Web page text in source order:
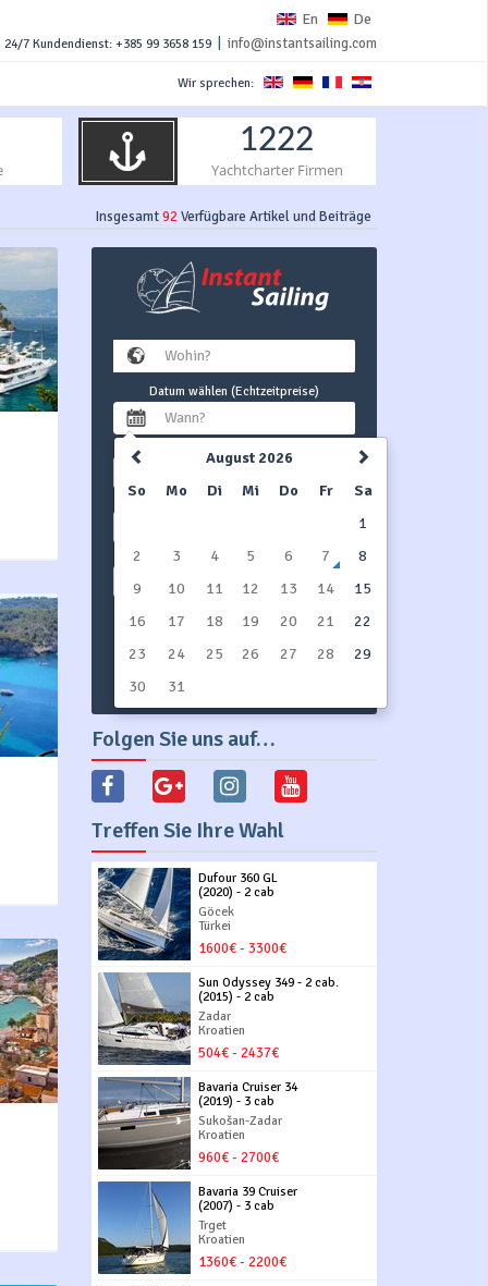
En De
24/7 Kundendienst: +385 99 3658 159 info@instantsailing.com
Wir sprechen:
1222
Yachtcharter Firmen
Insgesamt92Verfügbare Artikel und Beiträge
Datum wählen (Echtzeitpreise)
August 2026
So
Mo Di Mi Do Fr
Sa
1
2
3 4 5 6 7
8
9
10 11 12 13 14
15
16
17 18 19 20 21
22
23
24 25 26 27 28
29
30
31
Zeige alles
SUCHE YACHTEN
Folgen Sie uns auf…
Treffen Sie Ihre Wahl
Dufour 360 GL
(2020) - 2 cab
Göcek
Türkei
1600€ - 3300€
Sun Odyssey 349 - 2 cab.
(2015) - 2 cab
Zadar
Kroatien
504€ - 2437€
Bavaria Cruiser 34
(2019) - 3 cab
Sukošan-Zadar
Kroatien
960€ - 2700€
Bavaria 39 Cruiser
(2007) - 3 cab
Trget
Kroatien
1360€ - 2200€